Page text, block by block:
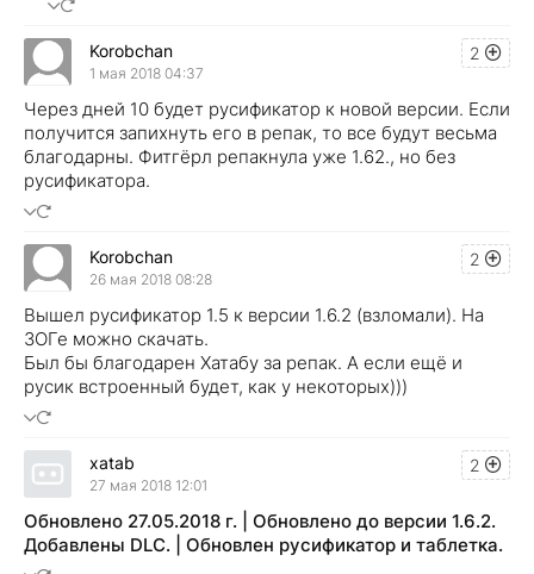
2
Korobchan
1 мая 2018 04:37
Через дней 10 будет русификатор к новой версии. Если
получится запихнуть его в репак, то все будут весьма
благодарны. Фитгёрл репакнула уже 1.62., но без
русификатора.
2
Korobchan
26 мая 2018 08:28
Вышел русификатор 1.5 к версии 1.6.2 (взломали). На
ЗОГе можно скачать.
Был бы благодарен Хатабу за репак. А если ещё и
русик встроенный будет, как у некоторых)))
2
xatab
27 мая 2018 12:01
Обновлено 27.05.2018 г. | Обновлено до версии 1.6.2.
Добавлены DLC. | Обновлен русификатор и таблетка.